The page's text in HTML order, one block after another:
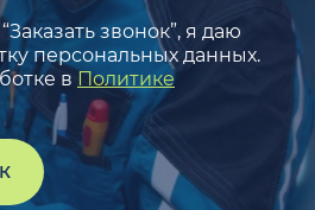
звонок”, я даю
персональных данных.
в Политике